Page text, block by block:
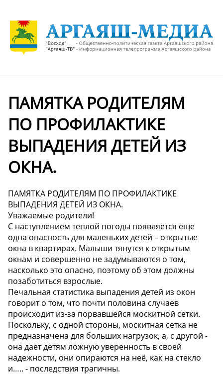
ПАМЯТКА РОДИТЕЛЯМ
ПО ПРОФИЛАКТИКЕ
ВЫПАДЕНИЯ ДЕТЕЙ ИЗ
ОКНА.
ПАМЯТКА РОДИТЕЛЯМ ПО ПРОФИЛАКТИКЕ
ВЫПАДЕНИЯ ДЕТЕЙ ИЗ ОКНА.
Уважаемые родители!
С наступлением теплой погоды появляется еще
одна опасность для маленьких детей – открытые
окна в квартирах. Малыши тянутся к открытым
окнам и совершенно не задумываются о том,
насколько это опасно, поэтому об этом должны
позаботиться взрослые.
Печальная статистика выпадения детей из окон
говорит о том, что почти половина случаев
происходит из-за порвавшейся москитной сетки.
Поскольку, с одной стороны, москитная сетка не
предназначена для больших нагрузок, а, с другой -
она дает детям ложную уверенность в своей
надежности, они опираются на неё, как на стекло
и….. - последствия трагичны.